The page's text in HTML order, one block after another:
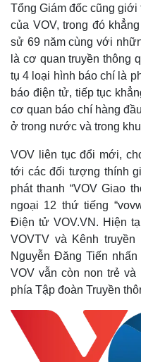
Thế giới
Quan sát
Cuộc sống đó đây
Tổng Giám đốc cũng
của VOV, trong đó
sử 69 năm cùng với
là cơ quan truyền thông
tụ 4 loại hình báo chí là
báo điện tử, tiếp tục
cơ quan báo chí hàng
ở trong nước và trong
VOV liên tục đổi mới,
tới các đối tượng thính
phát thanh “VOV Giao
ngoại 12 thứ tiếng
Điện tử VOV.VN. Hiện
VOVTV và Kênh
Nguyễn Đăng Tiến
VOV vẫn còn non trẻ
phía Tập đoàn Truyền